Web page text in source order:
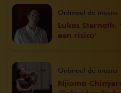
Lukas Sternath:
een risico’
Ontmoet de musici
Njioma
Ontmoet de musici